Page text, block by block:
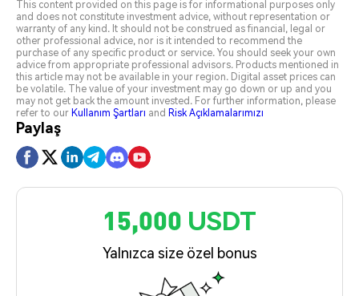
This content provided on this page is for informational purposes only
and does not constitute investment advice, without representation or
warranty of any kind. It should not be construed as financial, legal or
other professional advice, nor is it intended to recommend the
purchase of any specific product or service. You should seek your own
advice from appropriate professional advisors. Products mentioned in
this article may not be available in your region. Digital asset prices can
be volatile. The value of your investment may go down or up and you
may not get back the amount invested. For further information, please
refer to our Kullanım Şartları and Risk Açıklamalarımızı
Paylaş
15,000 USDT
Yalnızca size özel bonus